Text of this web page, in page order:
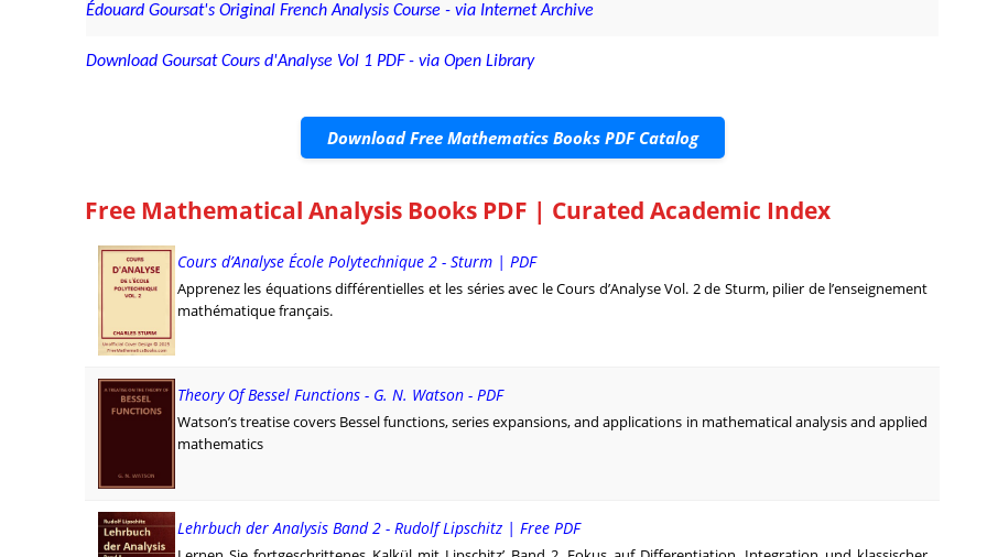
Édouard Goursat's Original French Analysis Course - via Internet Archive
Download Goursat Cours d'Analyse Vol 1 PDF - via Open Library
Download Free Mathematics Books PDF Catalog
Free Mathematical Analysis Books PDF | Curated Academic Index
Cours d’Analyse École Polytechnique 2 - Sturm | PDF
Apprenez les équations différentielles et les séries avec le Cours d’Analyse Vol. 2 de Sturm, pilier de l’enseignement
mathématique français.
Theory Of Bessel Functions - G. N. Watson - PDF
Watson’s treatise covers Bessel functions, series expansions, and applications in mathematical analysis and applied
mathematics
Lehrbuch der Analysis Band 2 - Rudolf Lipschitz | Free PDF